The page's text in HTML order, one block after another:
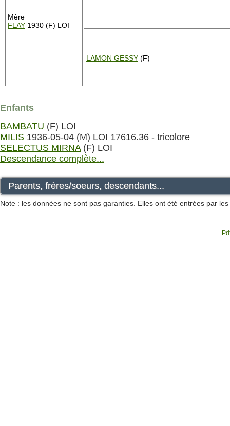
Mère
FLAY 1930 (F) LOI
LAMON GESSY (F)
Enfants
BAMBATU (F) LOI
MILIS 1936-05-04 (M) LOI 17616.36 - tricolore
SELECTUS MIRNA(F) LOI
Descendance complète...
Parents, frères/soeurs, descendants...
Note : les données ne sont pas garanties. Elles ont été entrées par